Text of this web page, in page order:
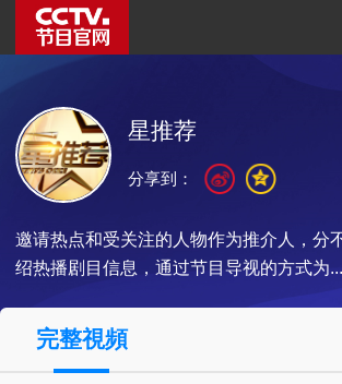
星推荐
邀请热点和受关注的人物作为推介人，分
绍热播剧目信息，通过节目导视的方式为...
央視影音
分享到：
完整視頻